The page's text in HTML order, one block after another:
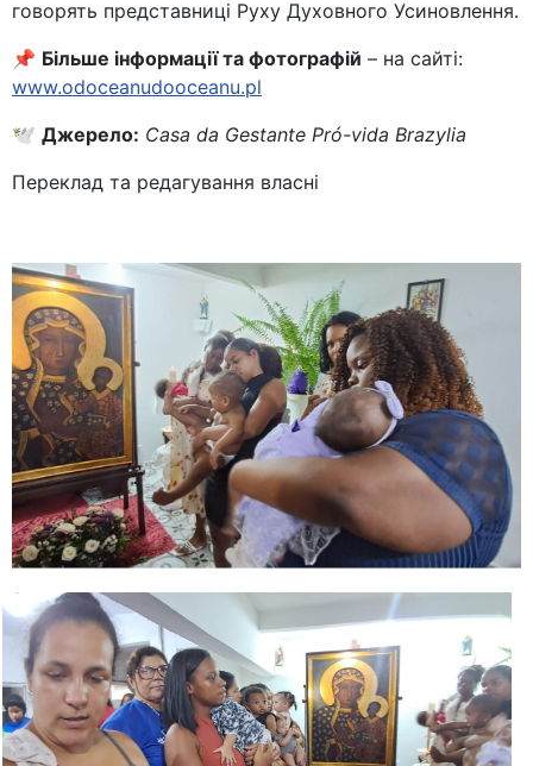
говорять представниці Руху Духовного Усиновлення.
📌 Більше інформації та фотографій – на сайті:
www.odoceanudooceanu.pl
🕊️ Джерело: Casa da Gestante Pró-vida Brazylia
Переклад та редагування власні